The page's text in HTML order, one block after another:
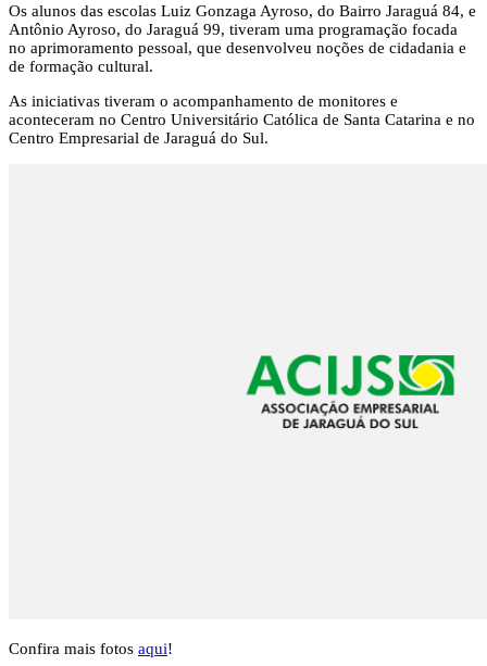
Os alunos das escolas Luiz Gonzaga Ayroso, do Bairro Jaraguá 84, e
Antônio Ayroso, do Jaraguá 99, tiveram uma programação focada
no aprimoramento pessoal, que desenvolveu noções de cidadania e
de formação cultural.
As iniciativas tiveram o acompanhamento de monitores e
aconteceram no Centro Universitário Católica de Santa Catarina e no
Centro Empresarial de Jaraguá do Sul.
Confira mais fotos aqui!